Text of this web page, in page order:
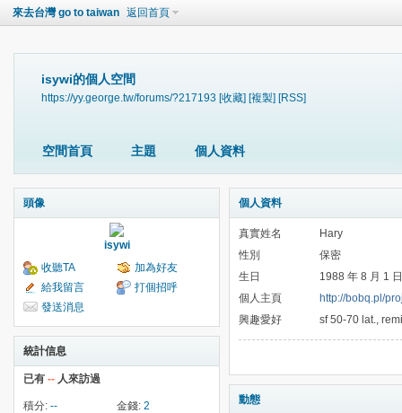
來去台灣 go to taiwan 返回首頁
isywi的個人空間
https://yy.george.tw/forums/?217193 [收藏] [複製] [RSS]
空間首頁 主題 個人資料
頭像
isywi
收聽TA
加為好友
給我留言
打個招呼
發送消息
統計信息
已有 -- 人來訪過
積分: -- 金錢: 2
個人資料
真實姓名
Hary
性別
保密
生日
1988 年 8 月 1 日
個人主頁
http://bobq.pl/
興趣愛好
sf 50-70 lat.,
動態